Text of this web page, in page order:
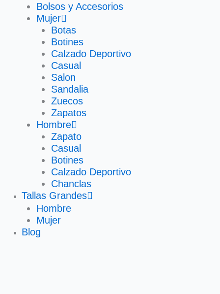
Bolsos y Accesorios
Mujer
Botas
Botines
Calzado Deportivo
Casual
Salon
Sandalia
Zuecos
Zapatos
Hombre
Zapato
Casual
Botines
Calzado Deportivo
Chanclas
Tallas Grandes
Hombre
Mujer
Blog